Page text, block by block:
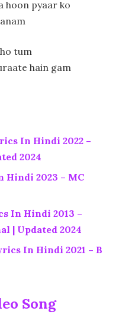
hoon pyaar ko
tum
hain gam
In Hindi 2022 –
2024
Hindi 2023 – MC
In Hindi 2013 –
| Updated 2024
In Hindi 2021 – B
Song